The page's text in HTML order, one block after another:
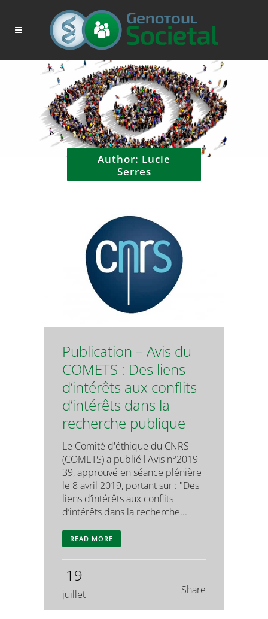
Author: Lucie
Serres
Publication – Avis du
COMETS : Des liens
d’intérêts aux conflits
d’intérêts dans la
recherche publique
Le Comité d'éthique du CNRS
(COMETS) a publié l'Avis n°2019-
39, approuvé en séance plénière
le 8 avril 2019, portant sur : "Des
liens d’intérêts aux conflits
d’intérêts dans la recherche...
READ MORE
19
juillet Share